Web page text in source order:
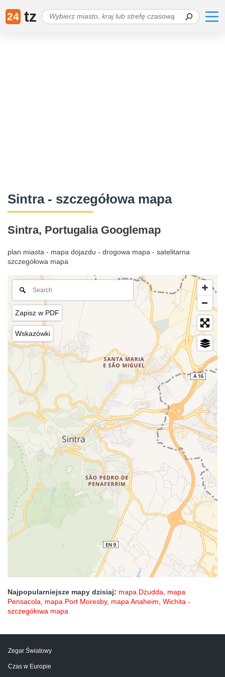
24 tz
Sintra - szczegółowa mapa
Sintra, Portugalia Googlemap
plan miasta - mapa dojazdu - drogowa mapa - satelitarna
szczegółowa mapa
Zapisz w PDF
Wskazówki
Najpopularniejsze mapy dzisiaj: mapa Dżudda, mapa
Pensacola, mapa Port Moresby, mapa Anaheim, Wichita -
szczegółowa mapa
Zegar Światowy
Czas w Europie